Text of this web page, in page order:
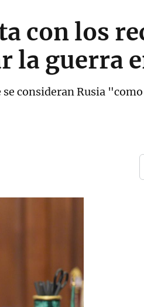
con los
la guerra
consideran Rusia